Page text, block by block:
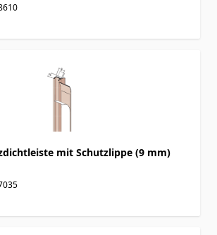
mit Schutzlippe (9 mm)